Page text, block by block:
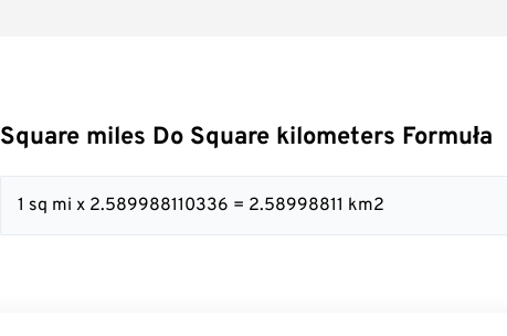
Square miles Do Square kilometers Formuła
1 sq mi x 2.589988110336 = 2.58998811 km2